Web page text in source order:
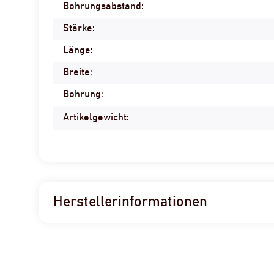
Produkteigenschaft
Wert
Bohrungsabstand:
Stärke:
Länge:
Breite:
Bohrung:
Artikelgewicht:
Herstellerinformationen